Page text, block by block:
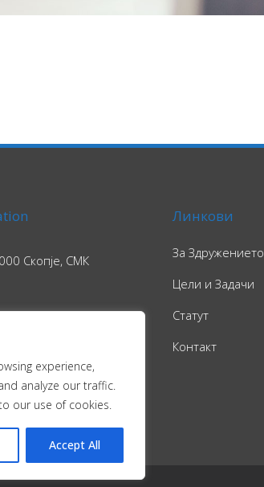
experience,
analyze our traffic.
our use of cookies.
Accept All
Скопје, СМК
Линкови
За Здружението
Цели и Задачи
Статут
Контакт